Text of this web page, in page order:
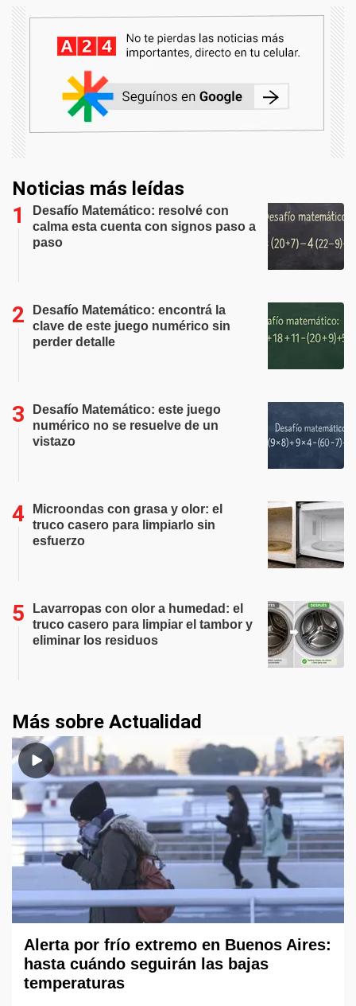
Noticias más leídas
Desafío Matemático: resolvé con
calma esta cuenta con signos paso a
paso
Desafío Matemático: encontrá la
clave de este juego numérico sin
perder detalle
Desafío Matemático: este juego
numérico no se resuelve de un
vistazo
Microondas con grasa y olor: el
truco casero para limpiarlo sin
esfuerzo
Lavarropas con olor a humedad: el
truco casero para limpiar el tambor y
eliminar los residuos
Más sobre Actualidad
Alerta por frío extremo en Buenos Aires:
hasta cuándo seguirán las bajas
temperaturas